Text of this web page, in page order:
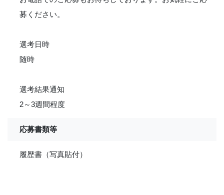
募ください。
選考日時
随時
選考結果通知
2～3週間程度
応募書類等
履歴書（写真貼付）